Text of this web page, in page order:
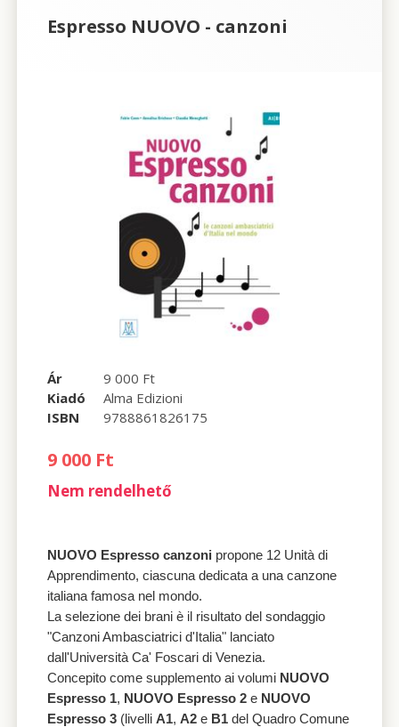
Espresso NUOVO - canzoni
Ár
9 000 Ft
Kiadó
Alma Edizioni
ISBN
9788861826175
9 000 Ft
Nem rendelhető
NUOVO Espresso canzoni propone 12 Unità di
Apprendimento, ciascuna dedicata a una canzone
italiana famosa nel mondo.
La selezione dei brani è il risultato del sondaggio
"Canzoni Ambasciatrici d'Italia" lanciato
dall'Università Ca' Foscari di Venezia.
Concepito come supplemento ai volumi NUOVO
Espresso 1, NUOVO Espresso 2e NUOVO
Espresso 3(livelli A1, A2e B1del Quadro Comune